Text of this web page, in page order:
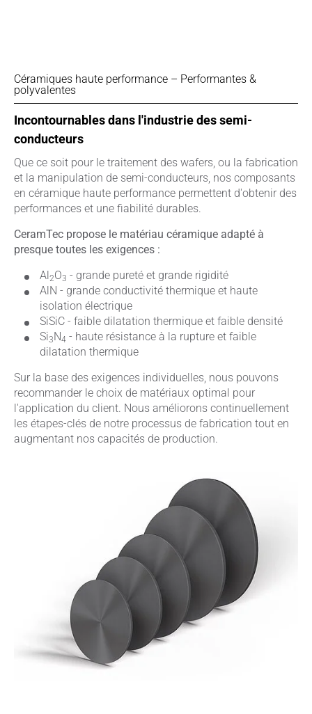
Céramiques haute performance – Performantes &
polyvalentes
Incontournables dans l'industrie des semi-
conducteurs
Que ce soit pour le traitement des wafers, ou la fabrication
et la manipulation de semi-conducteurs, nos composants
en céramique haute performance permettent d'obtenir des
performances et une fiabilité durables.
CeramTec propose le matériau céramique adapté à
presque toutes les exigences :
Al 2O3 - grande pureté et grande rigidité
AlN - grande conductivité thermique et haute
isolation électrique
SiSiC - faible dilatation thermique et faible densité
Si3 N4 - haute résistance à la rupture et faible
dilatation thermique
Sur la base des exigences individuelles, nous pouvons
recommander le choix de matériaux optimal pour
l'application du client. Nous améliorons continuellement
les étapes-clés de notre processus de fabrication tout en
augmentant nos capacités de production.